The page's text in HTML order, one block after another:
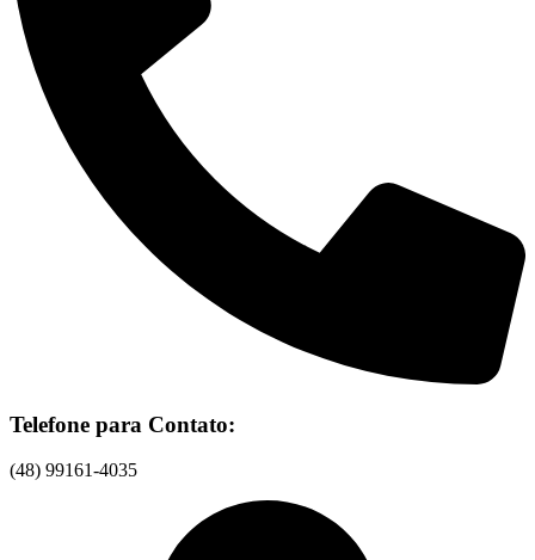
Telefone para Contato:
(48) 99161-4035